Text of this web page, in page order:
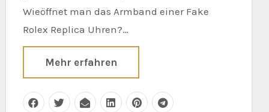
Wieöffnet man das Armband einer Fake
Rolex Replica Uhren?…
Mehr erfahren